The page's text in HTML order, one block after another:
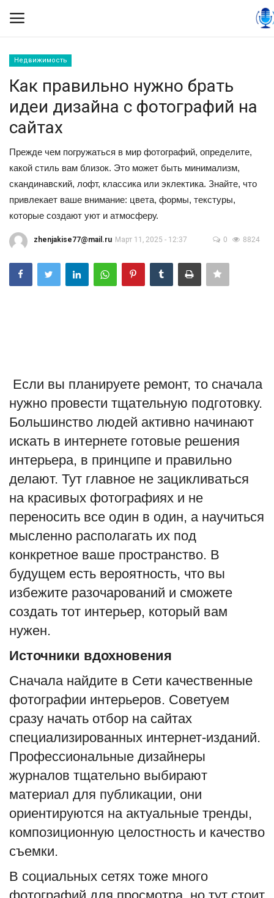
Контакты
Политика
Экономика
Технологии
Спорт
Здоровье
Образование
В мире
Россия
English
Недвижимость
Как правильно нужно брать
идеи дизайна с фотографий на
сайтах
Прежде чем погружаться в мир фотографий, определите,
какой стиль вам близок. Это может быть минимализм,
скандинавский, лофт, классика или эклектика. Знайте, что
привлекает ваше внимание: цвета, формы, текстуры,
которые создают уют и атмосферу.
zhenjakise77@mail.ru Март 11, 2025 - 12:37 0 8824
Если вы планируете ремонт, то сначала
нужно провести тщательную подготовку.
Большинство людей активно начинают
искать в интернете готовые решения
интерьера, в принципе и правильно
делают. Тут главное не зацикливаться
на красивых фотографиях и не
переносить все один в один, а научиться
мысленно располагать их под
конкретное ваше пространство. В
будущем есть вероятность, что вы
избежите разочарований и сможете
создать тот интерьер, который вам
нужен.
Источники вдохновения
Сначала найдите в Сети качественные
фотографии интерьеров. Советуем
сразу начать отбор на сайтах
специализированных интернет-изданий.
Профессиональные дизайнеры
журналов тщательно выбирают
материал для публикации, они
ориентируются на актуальные тренды,
композиционную целостность и качество
съемки.
В социальных сетях тоже много